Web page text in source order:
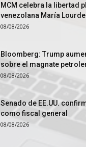
MCM celebra la libertad
venezolana María
08/08/2026
Bloomberg: Trump
sobre el magnate
08/08/2026
Senado de EE.UU.
como fiscal general
08/08/2026